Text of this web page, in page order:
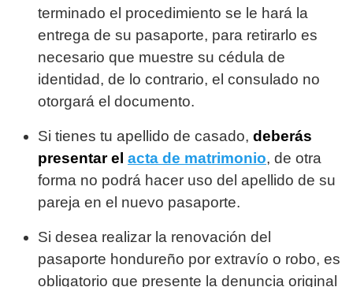
terminado el procedimiento se le hará la
entrega de su pasaporte, para retirarlo es
necesario que muestre su cédula de
identidad, de lo contrario, el consulado no
otorgará el documento.
Si tienes tu apellido de casado, deberás
presentar el acta de matrimonio, de otra
forma no podrá hacer uso del apellido de su
pareja en el nuevo pasaporte.
Si desea realizar la renovación del
pasaporte hondureño por extravío o robo, es
obligatorio que presente la denuncia original